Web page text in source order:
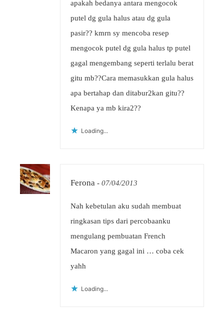
apakah bedanya antara mengocok
putel dg gula halus atau dg gula
pasir?? kmrn sy mencoba resep
mengocok putel dg gula halus tp putel
gagal mengembang seperti terlalu berat
gitu mb??Cara memasukkan gula halus
apa bertahap dan ditabur2kan gitu??
Kenapa ya mb kira2??
Loading...
Ferona - 07/04/2013
Nah kebetulan aku sudah membuat
ringkasan tips dari percobaanku
mengulang pembuatan French
Macaron yang gagal ini … coba cek
yahh
Loading...